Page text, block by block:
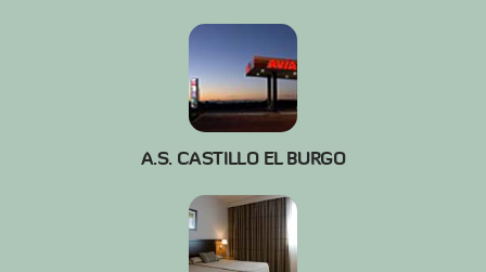
A.S. CASTILLO EL BURGO